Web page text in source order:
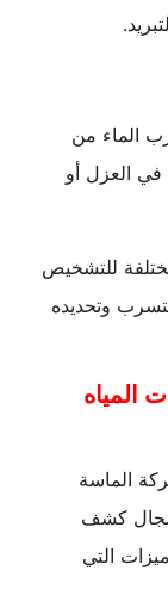
الماء من
في العزل أو
للتشخيص
وتحديده
الماسة
مجال كشف
التي